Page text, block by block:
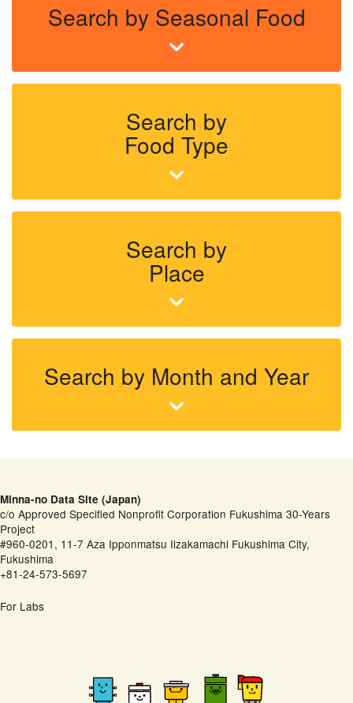
Search by Seasonal Food
Search by
Food Type
Search by
Place
Search by Month and Year
Minna-no Data Site (Japan)
c/o Approved Specified Nonprofit Corporation Fukushima 30-Years
Project
#960-0201, 11-7 Aza Ipponmatsu Iizakamachi Fukushima City,
Fukushima
+81-24-573-5697
For Labs